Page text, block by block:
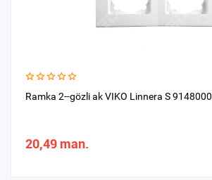
Ramka 2--gözli ak VIKO Linnera S
20,49 man.